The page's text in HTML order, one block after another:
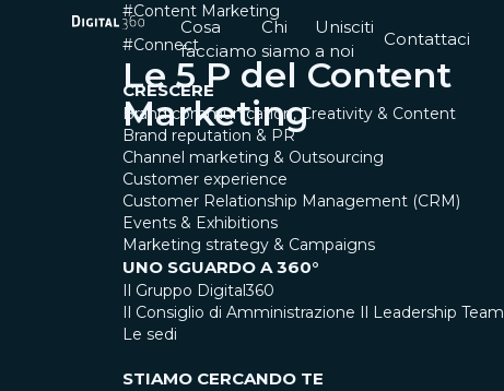
Cosa
facciamo
Chi
siamo
Unisciti
a noi
Contattaci
CRESCERE
Brand communication, Creativity & Content
Brand reputation & PR
Channel marketing & Outsourcing
Customer experience
Customer Relationship Management (CRM)
Events & Exhibitions
Marketing strategy & Campaigns
UNO SGUARDO A 360°
Il Gruppo Digital360
Il Consiglio di Amministrazione Il Leadership Team
Le sedi
STIAMO CERCANDO TE
#Content Marketing
#Connect
Le 5 P del Content
Marketing